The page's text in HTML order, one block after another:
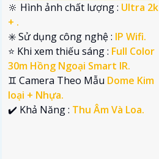
🔆 Hình ảnh chất lượng : Ultra 2k
+ .
✳️ Sử dụng công nghệ : IP Wifi.
⭐ Khi xem thiếu sáng : Full Color
30m Hồng Ngoại Smart IR.
♊ Camera Theo Mẫu Dome Kim
loại + Nhựa.
️✔️ Khả Năng : Thu Âm Và Loa.